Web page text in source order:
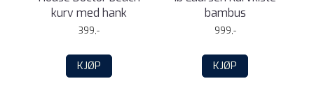
kurv med hank
399,-
KJØP
bambus
999,-
KJØP